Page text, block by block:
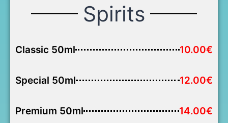
Spirits
Classic 50ml 10.00€
Special 50ml 12.00€
Premium 50ml 14.00€